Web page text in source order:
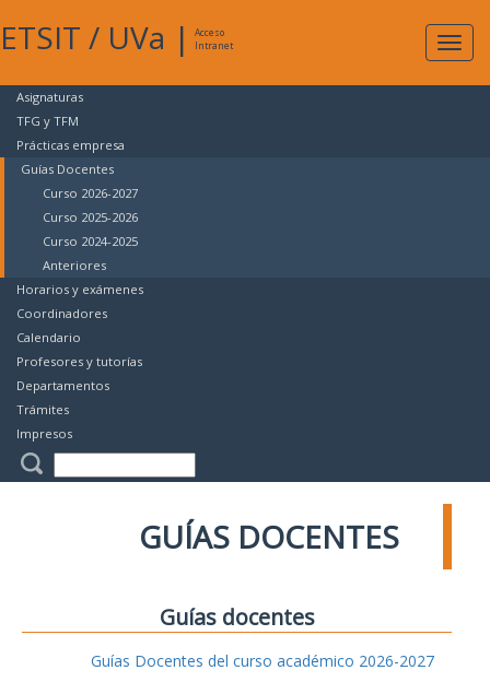
ETSIT / UVa |
Acceso
Intranet
Asignaturas
TFG y TFM
Prácticas empresa
Guías Docentes
Curso 2026-2027
Curso 2025-2026
Curso 2024-2025
Anteriores
Horarios y exámenes
Coordinadores
Calendario
Profesores y tutorías
Departamentos
Trámites
Impresos
GUÍAS DOCENTES
Guías docentes
Guías Docentes del curso académico 2026-2027